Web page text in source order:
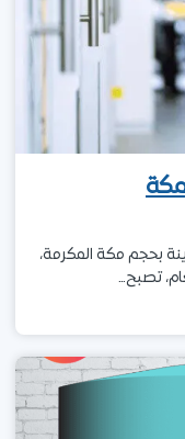
بحجم مكة المكرمة،
تصبح…